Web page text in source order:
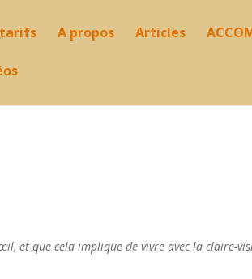
A propos Articles
et que cela implique de vivre avec la claire-